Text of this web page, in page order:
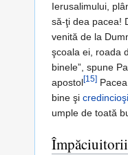
Ierusalimului,
să-ţi dea pacea!
venită de la
şcoala ei, roada
binele”, spune
apostol[15]
bine şi
umple de toată
Împăciuitorii